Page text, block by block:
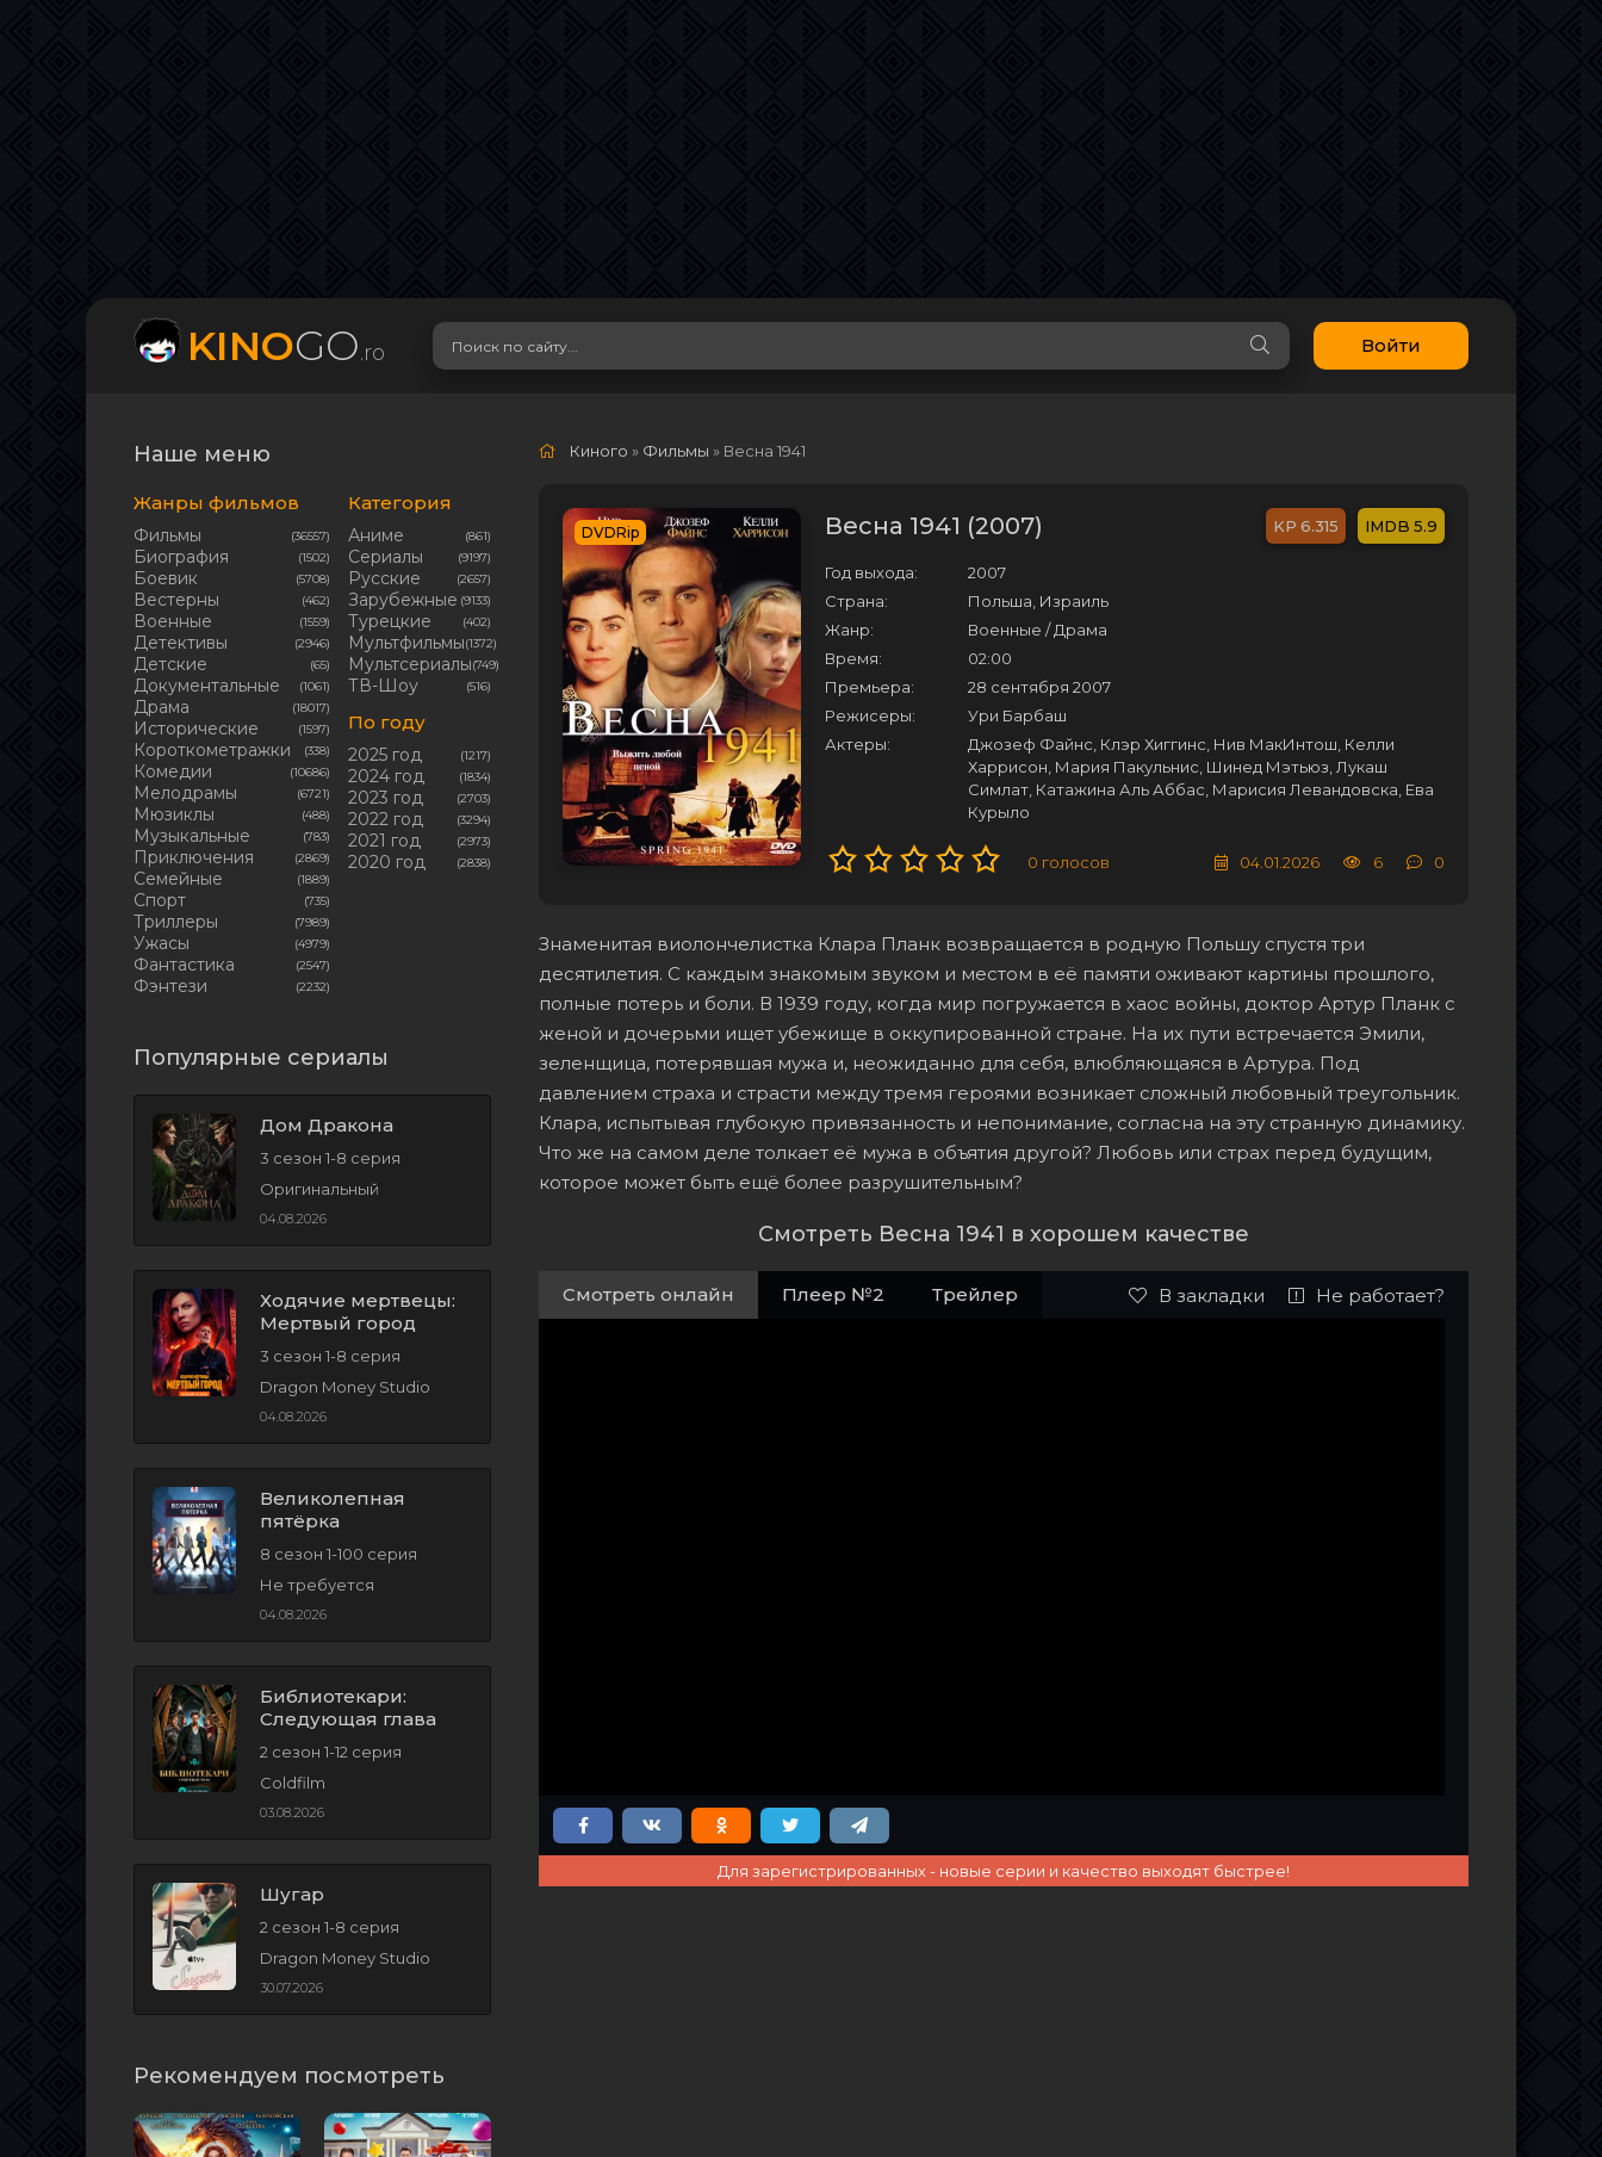
KINOGO.ro Войти
Наше меню
Жанры фильмов
Фильмы (36557)
Биография (1502)
Боевик (5708)
Вестерны (462)
Военные (1559)
Детективы (2946)
Детские (65)
Документальные (1061)
Драма (18017)
Исторические (1597)
Короткометражки (338)
Комедии (10686)
Мелодрамы (6721)
Мюзиклы (488)
Музыкальные (783)
Приключения (2869)
Семейные (1889)
Cпорт (735)
Триллеры (7989)
Ужасы (4979)
Фантастика (2547)
Фэнтези (2232)
Категория
Аниме (861)
Сериалы (9197)
Русские (2657)
Зарубежные (9133)
Турецкие (402)
Мультфильмы(1372)
Мультсериалы(749)
ТВ-Шоу (516)
По году
2025 год (1217)
2024 год (1834)
2023 год (2703)
2022 год (3294)
2021 год (2973)
2020 год (2838)
Популярные сериалы
Дом Дракона
3 сезон 1-8 серия
Оригинальный
04.08.2026
Ходячие мертвецы:
Мертвый город
3 сезон 1-8 серия
Dragon Money Studio
04.08.2026
Великолепная
пятёрка
8 сезон 1-100 серия
Не требуется
04.08.2026
Библиотекари:
Следующая глава
2 сезон 1-12 серия
Coldfilm
03.08.2026
Шугар
2 сезон 1-8 серия
Dragon Money Studio
30.07.2026
Рекомендуем посмотреть
Киного » Фильмы » Весна 1941
DVDRip Весна 1941 (2007) 6.315 5.9
Год выхода:
2007
Страна:
Польша, Израиль
Жанр:
Военные / Драма
Время:
02:00
Премьера:
28 сентября 2007
Режисеры:
Ури Барбаш
Актеры:
Джозеф Файнс, Клэр Хиггинс, Нив МакИнтош, Келли
Харрисон, Мария Пакульнис, Шинед Мэтьюз, Лукаш
Симлат, Катажина Аль Аббас, Марисия Левандовска, Ева
Курыло
0 голосов 04.01.2026 6 0
Знаменитая виолончелистка Клара Планк возвращается в родную Польшу спустя три
десятилетия. С каждым знакомым звуком и местом в её памяти оживают картины прошлого,
полные потерь и боли. В 1939 году, когда мир погружается в хаос войны, доктор Артур Планк с
женой и дочерьми ищет убежище в оккупированной стране. На их пути встречается Эмили,
зеленщица, потерявшая мужа и, неожиданно для себя, влюбляющаяся в Артура. Под
давлением страха и страсти между тремя героями возникает сложный любовный треугольник.
Клара, испытывая глубокую привязанность и непонимание, согласна на эту странную динамику.
Что же на самом деле толкает её мужа в объятия другой? Любовь или страх перед будущим,
которое может быть ещё более разрушительным?
Смотреть Весна 1941 в хорошем качестве
Смотреть онлайн Плеер №2 Трейлер В закладки Не работает?
Для зарегистрированных - новые серии и качество выходят быстрее!